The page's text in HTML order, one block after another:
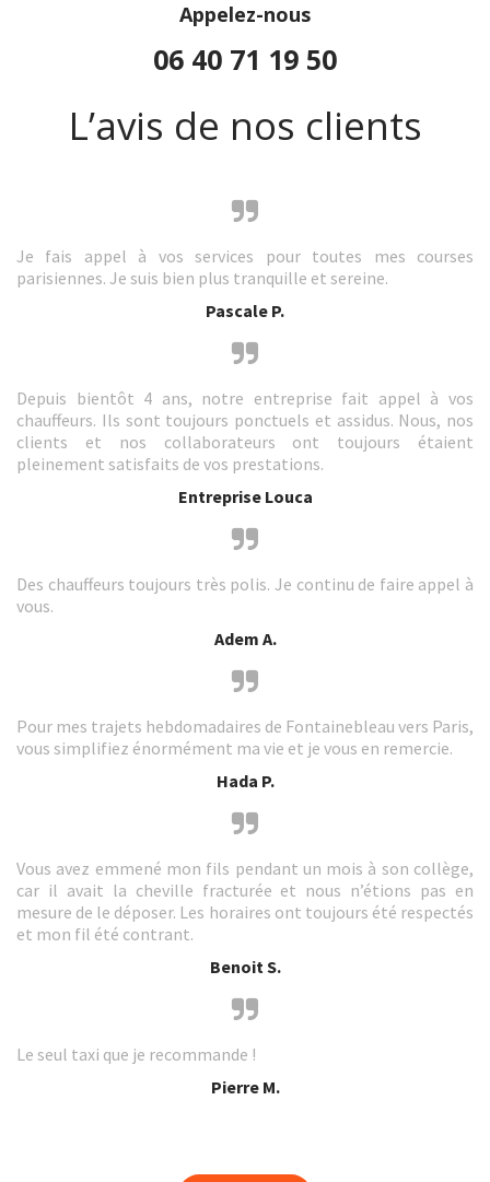
Appelez-nous
06 40 71 19 50
L’avis de nos clients
Je fais appel à vos services pour toutes mes courses
parisiennes. Je suis bien plus tranquille et sereine.
Pascale P.
Depuis bientôt 4 ans, notre entreprise fait appel à vos
chauffeurs. Ils sont toujours ponctuels et assidus. Nous, nos
clients et nos collaborateurs ont toujours étaient
pleinement satisfaits de vos prestations.
Entreprise Louca
Des chauffeurs toujours très polis. Je continu de faire appel à
vous.
Adem A.
Pour mes trajets hebdomadaires de Fontainebleau vers Paris,
vous simplifiez énormément ma vie et je vous en remercie.
Hada P.
Vous avez emmené mon fils pendant un mois à son collège,
car il avait la cheville fracturée et nous n’étions pas en
mesure de le déposer. Les horaires ont toujours été respectés
et mon fil été contrant.
Benoit S.
Le seul taxi que je recommande !
Pierre M.